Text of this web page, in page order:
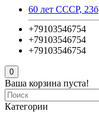
60 лет СССР, 23б
+79103546754
+79103546754
+79103546754
0
Ваша корзина пуста!
Категории